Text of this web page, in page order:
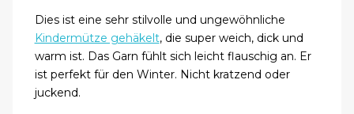
Dies ist eine sehr stilvolle und ungewöhnliche
Kindermütze gehäkelt, die super weich, dick und
warm ist. Das Garn fühlt sich leicht flauschig an. Er
ist perfekt für den Winter. Nicht kratzend oder
juckend.